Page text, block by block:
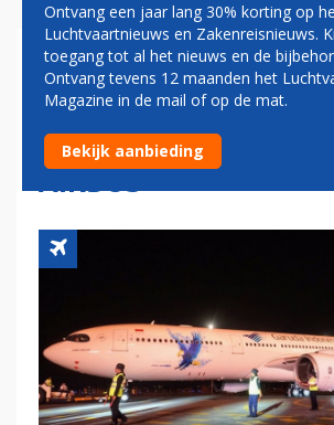
GARUDA-TOPMAN
ONTSLAGEN
'SMOKKEL' IN
AIRBUS
Ontvang een jaar lang 30% korting op
Luchtvaartnieuws en Zakenreisnieuws.
toegang tot al het nieuws en de
Ontvang tevens 12 maanden het
Magazine in de mail of op de mat.
Bekijk aanbieding